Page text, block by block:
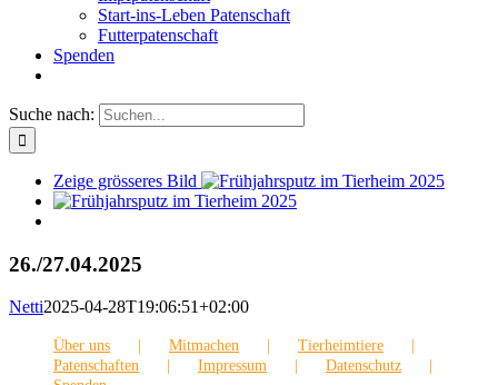
Start-ins-Leben Patenschaft
Futterpatenschaft
Spenden
Suche nach:
Zeige grösseres Bild
26./27.04.2025
Netti2025-04-28T19:06:51+02:00
Über uns Mitmachen
Tierheimtiere
Patenschaften
Impressum
Datenschutz